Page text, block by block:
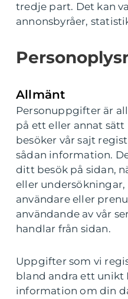
tredje part. Det kan
annonsbyråer,
Allmänt
Personuppgifter är
på ett eller annat
besöker vår sajt
sådan information.
ditt besök på sidan,
eller
användare eller
användande av vår
handlar från sidan.
Uppgifter som vi
bland andra ett unikt
information om din